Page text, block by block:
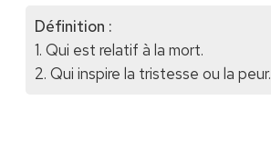
Définition :
1. Qui est relatif à la mort.
2. Qui inspire la tristesse ou la peur.